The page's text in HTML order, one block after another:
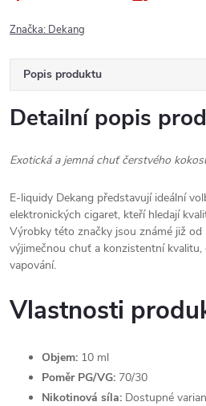
Značka: Dekang
Popis produktu
Detailní popis
Exotická a jemná chuť čerstvého
E-liquidy Dekang představují ideální
elektronických cigaret, kteří hledají
Výrobky této značky jsou známé již
výjimečnou chuť a konzistentní
vapování.
Vlastnosti
Objem: 10 ml
Poměr PG/VG: 70/30
Nikotinová síla: Dostupné